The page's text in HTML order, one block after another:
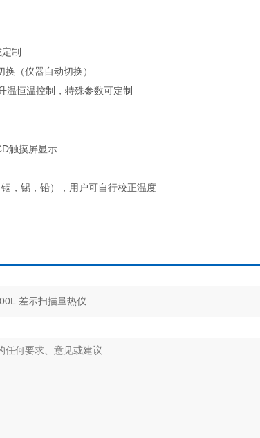
制
（仪器自动切换）
温恒温控制，特殊参数可定制
触摸屏显示
，锡，铅），用户可自行校正温度